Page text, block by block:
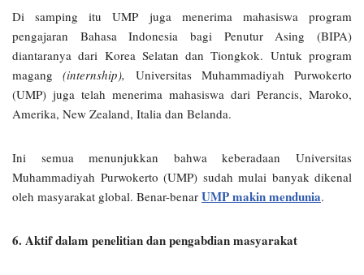
Di samping itu UMP juga menerima mahasiswa program
pengajaran Bahasa Indonesia bagi Penutur Asing (BIPA)
diantaranya dari Korea Selatan dan Tiongkok. Untuk program
magang(internship), Universitas Muhammadiyah Purwokerto
(UMP) juga telah menerima mahasiswa dari Perancis, Maroko,
Amerika, New Zealand, Italia dan Belanda.
Ini semua menunjukkan bahwa keberadaan Universitas
Muhammadiyah Purwokerto (UMP) sudah mulai banyak dikenal
oleh masyarakat global. Benar-benar UMP makin mendunia.
6. Aktif dalam penelitian dan pengabdian masyarakat